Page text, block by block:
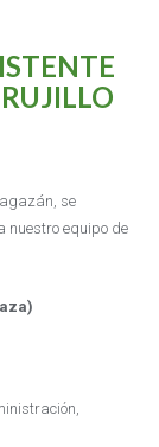
se
nuestro equipo de